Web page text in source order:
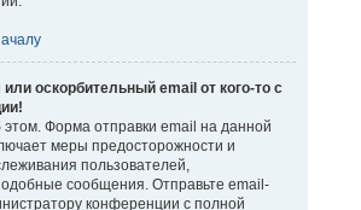
оскорбительный email от кого-то с
Форма отправки email на данной
меры предосторожности и
пользователей,
сообщения. Отправьте email-
конференции с полной